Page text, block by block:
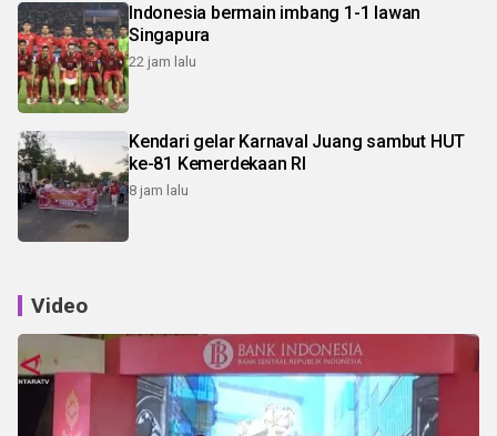
Indonesia bermain imbang 1-1 lawan
Singapura
22 jam lalu
Kendari gelar Karnaval Juang sambut HUT
ke-81 Kemerdekaan RI
8 jam lalu
Video